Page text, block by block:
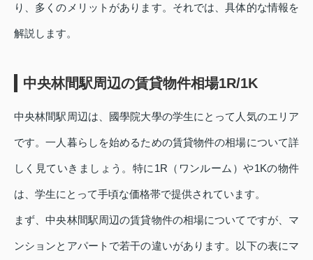
り、多くのメリットがあります。それでは、具体的な情報を
解説します。
中央林間駅周辺の賃貸物件相場1R/1K
中央林間駅周辺は、國學院大學の学生にとって人気のエリア
です。一人暮らしを始めるための賃貸物件の相場について詳
しく見ていきましょう。特に1R（ワンルーム）や1Kの物件
は、学生にとって手頃な価格帯で提供されています。
まず、中央林間駅周辺の賃貸物件の相場についてですが、マ
ンションとアパートで若干の違いがあります。以下の表にマ